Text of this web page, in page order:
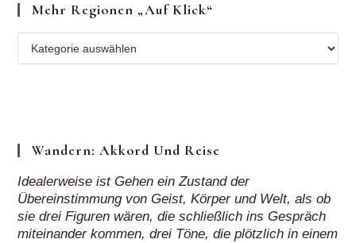
Mehr Regionen „auf Klick“
Regionen
Wandern: Akkord Und Reise
Idealerweise ist Gehen ein Zustand der
Übereinstimmung von Geist, Körper und Welt, als ob
sie drei Figuren wären, die schließlich ins Gespräch
miteinander kommen, drei Töne, die plötzlich in einem